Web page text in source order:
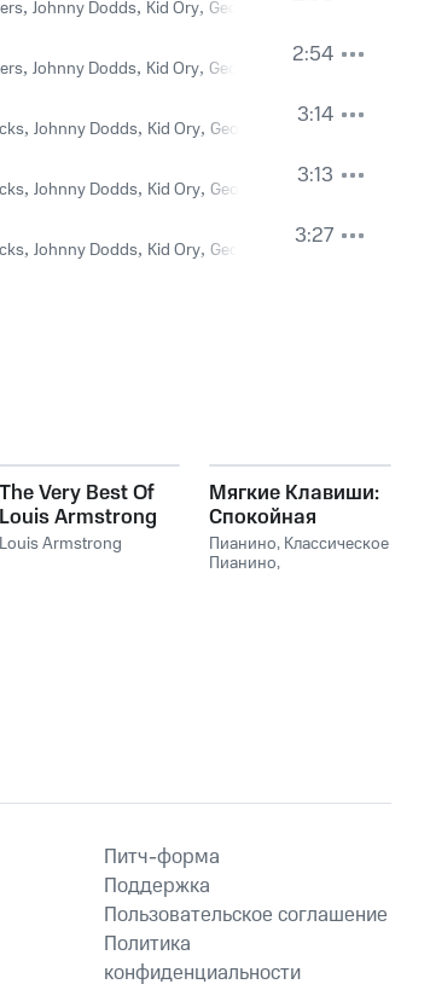
, Johnny Dodds, Kid Ory, George Mitchell ,
, Johnny Dodds, Kid Ory, George Mitchell ,
2:54
, Johnny Dodds, Kid Ory, George Mitchell ,
3:14
, Johnny Dodds, Kid Ory, George Mitchell ,
3:13
, Johnny Dodds, Kid Ory, George Mitchell ,
3:27
The Very Best Of
Louis Armstrong
Louis Armstrong
Мягкие Клавиши:
Спокойная
Фортепианная
Музыка
Пианино, Классическое
Пианино,
Питч-форма
Поддержка
Пользовательское соглашение
Политика
конфиденциальности